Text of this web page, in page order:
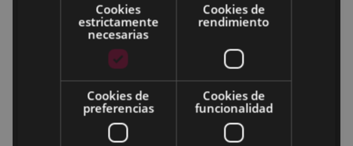
Cookies
estrictamente
necesarias
Cookies de
rendimiento
Cookies de
preferencias
Cookies de
funcionalidad